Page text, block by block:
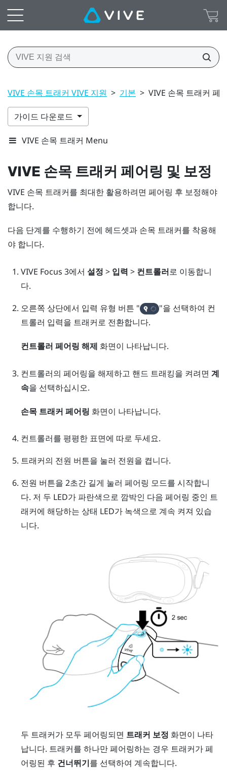
VIVE 손목 트래커 VIVE 지원 > 기본 > VIVE 손목 트래커 페
가이드 다운로드
VIVE 손목 트래커 Menu
VIVE 손목 트래커 페어링 및 보정
VIVE 손목 트래커를 최대한 활용하려면 페어링 후 보정해야
합니다.
다음 단계를 수행하기 전에 헤드셋과 손목 트래커를 착용해
야 합니다.
VIVE Focus 3에서 설정 > 입력 > 컨트롤러로 이동합니
다.
오른쪽 상단에서 입력 유형 버튼 "‍
"‍을 선택하여 컨
트롤러 입력을 트래커로 전환합니다.
컨트롤러 페어링 해제 화면이 나타납니다.
컨트롤러의 페어링을 해제하고 핸드 트래킹을 켜려면 계
속을 선택하십시오.
손목 트래커 페어링 화면이 나타납니다.
컨트롤러를 평평한 표면에 따로 두세요.
트래커의 전원 버튼을 눌러 전원을 켭니다.
전원 버튼을 2초간 길게 눌러 페어링 모드를 시작합니
다. 저 두 LED가 파란색으로 깜박인 다음 페어링 중인 트
래커에 해당하는 상태 LED가 녹색으로 계속 켜져 있습
니다.
두 트래커가 모두 페어링되면 트래커 보정 화면이 나타
납니다. 트래커를 하나만 페어링하는 경우 트래커가 페
어링된 후 건너뛰기를 선택하여 계속합니다.